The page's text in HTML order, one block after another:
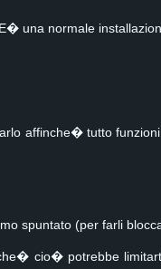
una normale
affinche� tutto
spuntato (per farli
cio� potrebbe